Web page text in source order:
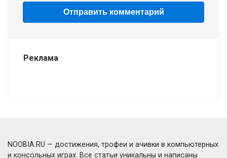
Реклама
NOOBIA.RU — достижения, трофеи и ачивки в компьютерных
и консольных играх. Все статьи уникальны и написаны